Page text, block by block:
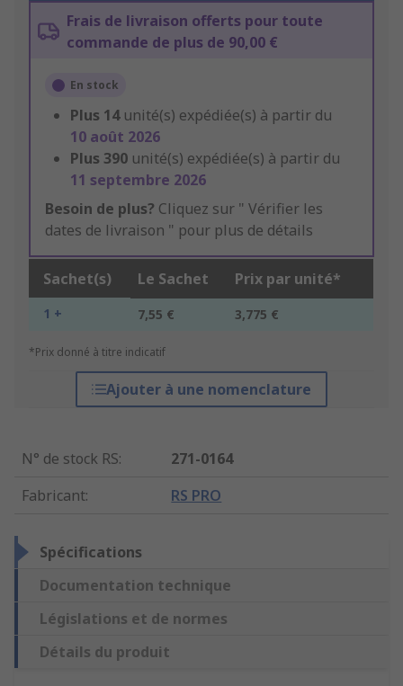
Frais de livraison offerts pour toute
commande de plus de 90,00 €
En stock
Plus 14 unité(s) expédiée(s) à partir du
10 août 2026
Plus 390 unité(s) expédiée(s) à partir du
11 septembre 2026
Besoin de plus? Cliquez sur " Vérifier les
dates de livraison " pour plus de détails
Sachet(s) Le Sachet Prix par unité*
1 + 7,55 € 3,775 €
*Prix donné à titre indicatif
Ajouter à une nomenclature
N° de stock RS:
271-0164
Fabricant: RS PRO
Spécifications
Documentation technique
Législations et de normes
Détails du produit